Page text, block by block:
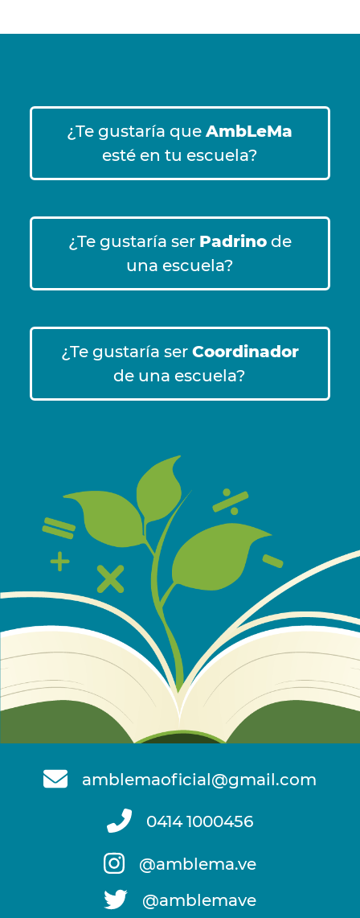
¿Te gustaría queAmbLeMa
esté en tu escuela?
¿Te gustaría ser Padrinode
una escuela?
¿Te gustaría ser Coordinador
de una escuela?
amblemaoficial@gmail.com
0414 1000456
@amblema.ve
@amblemave